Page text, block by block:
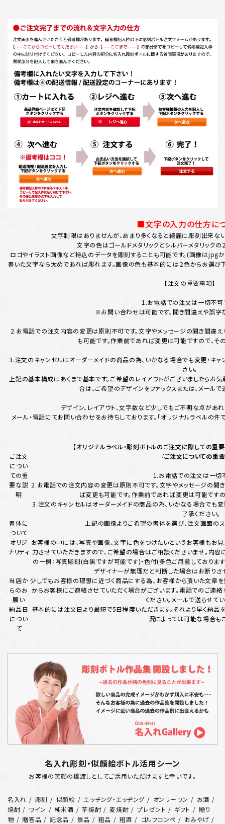
■文字の入力の仕方に
文字制限はありませんが、あまり多くなると綺麗に彫刻出来な
文字の色はゴールドメタリックとシルバーメタリック
ロゴやイラスト画像など持込のデータを彫刻することも可能です。(画像は
書いた文字なら太めであれば彫れます。画像の色も基本的には２色からお選び
【注文の重要事項】
1.お電話での注文は一切不可
※お問い合わせは可能です。聞き間違えや誤字
2.お電話での注文内容の変更は原則不可です。文字やメッセージの聞き間違え
も可能です。作業前であれば変更は可能ですので、そ
3.注文のキャンセルはオーダーメイドの商品の為、いかなる場合でも変更・キ
さい。
上記の基本構成はあくまで基本です。ご希望のレイアウトがございましたらお
合は、ご希望のデザインをファックスまたは、メールで
デザイン、レイアウト、文字数など少しでもご不明な点があ
メール・電話にてお問い合わせをお待ちしております。「オリジナルラベルの件
【オリジナルラベル・彫刻ボトルのご注文に際しての
ご注文
につい
ての重
要な説
明
『ご注文についての重
1.お電話での注文は一切
2.お電話での注文内容の変更は原則不可です。文字やメッセージの聞
ば変更も可能です。作業前であれば変更は可能です
3.注文のキャンセルはオーダーメイドの商品の為、いかなる場合でも
了承ください。
書体に
ついて
上記の画像よりご希望の書体を選び、注文画面の
オリジ
ナリティ
お客様の中には、写真や画像、文字に色をつけたいというお客様もお見
力させていただきますので、ご希望の場合はご相談くださいませ。内
の一例：写真彫刻(白黒ですが可能です)・色付(多色ご用意しており
デザイナーが無理だと判断した場合はお断りさ
当店か
らのお
願い
少しでもお客様の理想に近づく商品にする為、お客様から頂いた文章
からお客様にご連絡させていただく場合がございます。電話でのご連
ください。メールで送らせて
納品日
につい
て
基本的には注文日より最短で5日程度いただきます。それより早く納
況によっては可能な場合も
名入れ彫刻・似顔絵ボトル活用シーン
お客様の笑顔の橋渡しとしてご活用いただけますと幸いです。
名入れ 彫刻 似顔絵 エッチング・エッヂング オンリーワン
お酒
焼酎
ワイン 純米酒 芋焼酎 麦焼酎 プレゼント ギフト
贈り
物
贈答品 記念品 景品 粗品 粗酒 ゴルフコンペ
おみやげ